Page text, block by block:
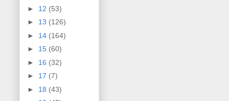
► 12 (53)
► 13 (126)
► 14 (164)
► 15 (60)
► 16 (32)
► 17 (7)
► 18 (43)